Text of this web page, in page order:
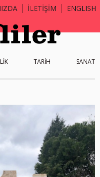
İLETİŞİM ENGLISH
TARİH SANAT